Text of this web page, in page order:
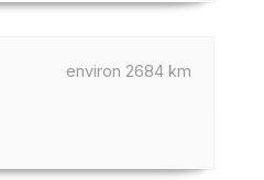
environ 2684 km